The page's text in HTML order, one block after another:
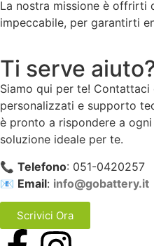
La nostra missione è offrirti
impeccabile, per garantirti
Ti serve
Siamo qui per te!
personalizzati e supporto
è pronto a rispondere a
soluzione ideale per te.
📞 Telefono: 051-0420257
📧 Email: info@gobattery.it
Scrivici Ora